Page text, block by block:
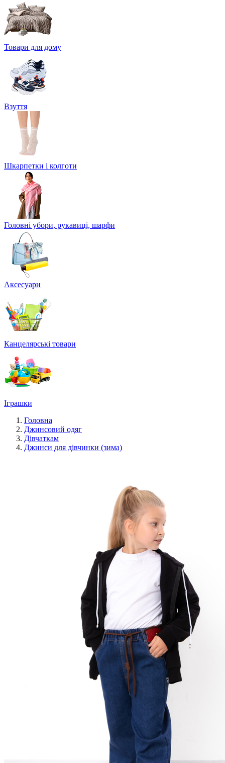
Товари для дому
Взуття
Шкарпетки і колготи
Головні убори, рукавиці, шарфи
Аксесуари
Канцелярські товари
Іграшки
Головна
Джинсовий одяг
Дівчаткам
Джинси для дівчинки (зима)